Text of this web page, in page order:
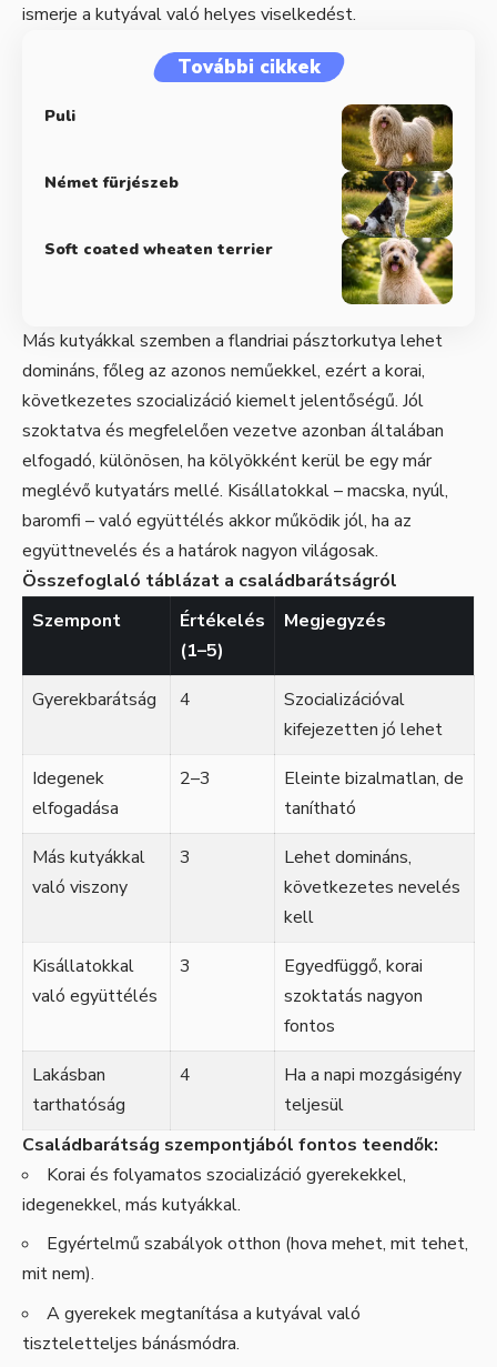
ismerje a kutyával való helyes viselkedést.
További cikkek
Puli
Német fürjészeb
Soft coated wheaten terrier
Más kutyákkal szemben a flandriai pásztorkutya lehet
domináns, főleg az azonos neműekkel, ezért a korai,
következetes szocializáció kiemelt jelentőségű. Jól
szoktatva és megfelelően vezetve azonban általában
elfogadó, különösen, ha kölyökként kerül be egy már
meglévő kutyatárs mellé. Kisállatokkal – macska, nyúl,
baromfi – való együttélés akkor működik jól, ha az
együttnevelés és a határok nagyon világosak.
Összefoglaló táblázat a családbarátságról
Szempont
Értékelés
(1–5)
Megjegyzés
Gyerekbarátság 4
Szocializációval
kifejezetten jó lehet
Idegenek
elfogadása
2–3
Eleinte bizalmatlan, de
tanítható
Más kutyákkal
való viszony
3
Lehet domináns,
következetes nevelés
kell
Kisállatokkal
való együttélés
3
Egyedfüggő, korai
szoktatás nagyon
fontos
Lakásban
tarthatóság
4
Ha a napi mozgásigény
teljesül
Családbarátság szempontjából fontos teendők:
Korai és folyamatos szocializáció gyerekekkel,
idegenekkel, más kutyákkal.
Egyértelmű szabályok otthon (hova mehet, mit tehet,
mit nem).
A gyerekek megtanítása a kutyával való
tiszteletteljes bánásmódra.